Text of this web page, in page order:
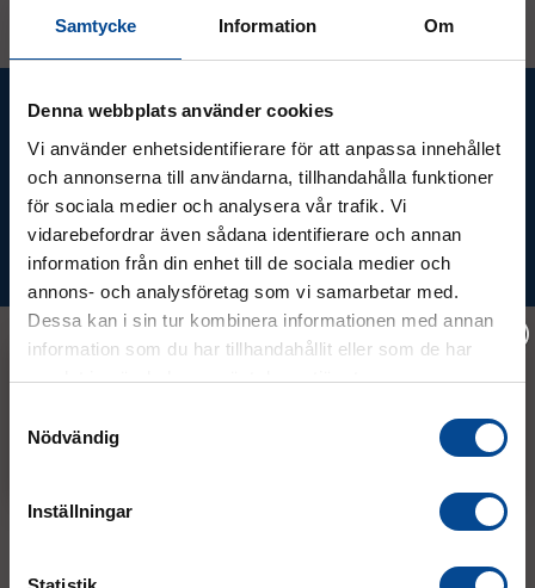
Samtycke Information Om
Denna webbplats använder cookies
Vi använder enhetsidentifierare för att anpassa innehållet
och annonserna till användarna, tillhandahålla funktioner
för sociala medier och analysera vår trafik. Vi
vidarebefordrar även sådana identifierare och annan
information från din enhet till de sociala medier och
annons- och analysföretag som vi samarbetar med.
Dessa kan i sin tur kombinera informationen med annan
information som du har tillhandahållit eller som de har
samlat in när du har använt deras tjänster.
Nödvändig
Inställningar
Ta del av våra bästa erbjudanden &
nyheter!
Prenumerera
info@micrologistic.com